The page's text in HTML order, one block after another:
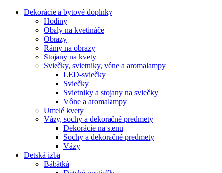
Dekorácie a bytové doplnky
Hodiny
Obaly na kvetináče
Obrazy
Rámy na obrazy
Stojany na kvety
Sviečky, svietniky, vône a aromalampy
LED-sviečky
Sviečky
Svietniky a stojany na sviečky
Vône a aromalampy
Umelé kvety
Vázy, sochy a dekoračné predmety
Dekorácie na stenu
Sochy a dekoračné predmety
Vázy
Detská izba
Bábätká